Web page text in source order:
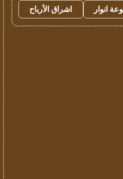
انوار
اشراق الأرباح